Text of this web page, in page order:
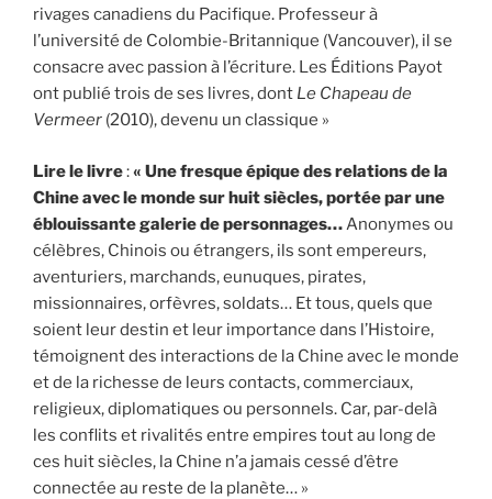
rivages canadiens du Pacifique. Professeur à
l’université de Colombie-Britannique (Vancouver), il se
consacre avec passion à l’écriture. Les Éditions Payot
ont publié trois de ses livres, dont Le Chapeau de
Vermeer (2010), devenu un classique »
Lire le livre:« Une fresque épique des relations de la
Chine avec le monde sur huit siècles, portée par une
éblouissante galerie de personnages…Anonymes ou
célèbres, Chinois ou étrangers, ils sont empereurs,
aventuriers, marchands, eunuques, pirates,
missionnaires, orfèvres, soldats… Et tous, quels que
soient leur destin et leur importance dans l’Histoire,
témoignent des interactions de la Chine avec le monde
et de la richesse de leurs contacts, commerciaux,
religieux, diplomatiques ou personnels. Car, par-delà
les conflits et rivalités entre empires tout au long de
ces huit siècles, la Chine n’a jamais cessé d’être
connectée au reste de la planète… »